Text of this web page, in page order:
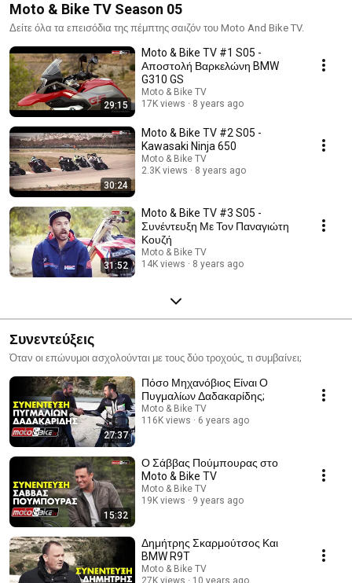
Moto & Bike TV Season 05
Δείτε όλα τα επεισόδια της πέμπτης σαιζόν του Moto And Bike TV.
29:15
Moto & Bike TV #1 S05 -
Αποστολή Βαρκελώνη BMW
G310 GS
Moto & Bike TV
17K views
8 years ago
30:24
Moto & Bike TV #2 S05 -
Kawasaki Ninja 650
Moto & Bike TV
2.3K views
8 years ago
31:52
Moto & Bike TV #3 S05 -
Συνέντευξη Με Τον Παναγιώτη
Κουζή
Moto & Bike TV
14K views
8 years ago
Συνεντεύξεις
Όταν οι επώνυμοι ασχολούνται με τους δύο τροχούς, τι συμβαίνει;
27:37
Πόσο Μηχανόβιος Είναι Ο
Πυγμαλίων Δαδακαρίδης;
Moto & Bike TV
116K views
6 years ago
15:32
Ο Σάββας Πούμπουρας στο
Moto & Bike TV
Moto & Bike TV
19K views
9 years ago
Δημήτρης Σκαρμούτσος Και
BMW R9T
Moto & Bike TV
27K views
10 years ago